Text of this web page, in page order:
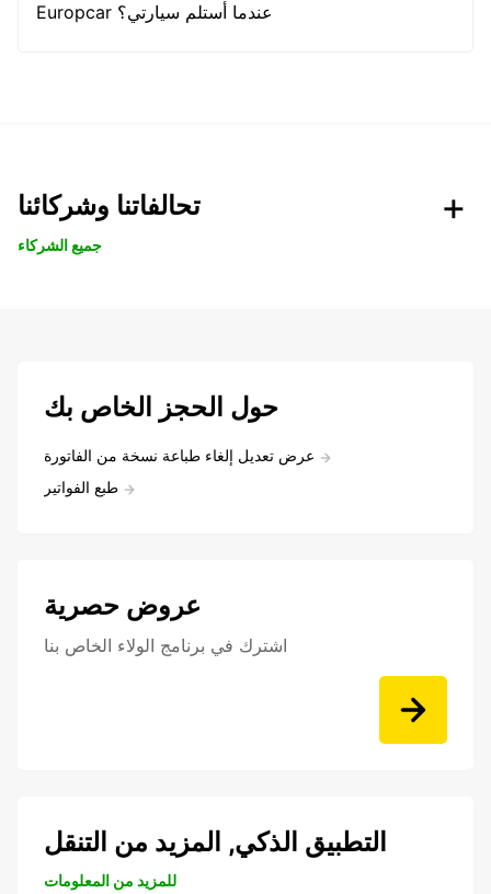
Europcar عندما أستلم سيارتي؟
تحالفاتنا وشركائنا
جميع الشركاء
حول الحجز الخاص بك
عرض تعديل إلغاء طباعة نسخة من الفاتورة
طبع الفواتير
عروض حصرية
اشترك في برنامج الولاء الخاص بنا
التطبيق الذكي, المزيد من التنقل
للمزيد من المعلومات